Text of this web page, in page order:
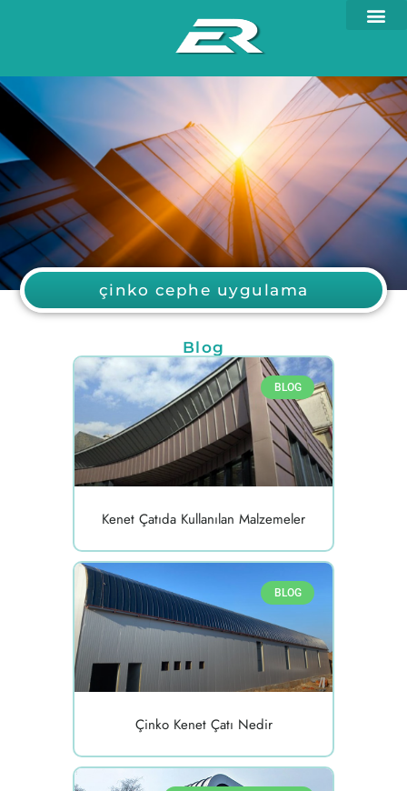
çinko cephe uygulama
Blog
BLOG
Kenet Çatıda Kullanılan Malzemeler
BLOG
Çinko Kenet Çatı Nedir